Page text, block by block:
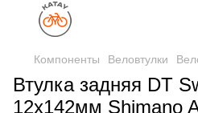
Компоненты Веловтулки
Втулка задняя DT
12x142мм Shimano